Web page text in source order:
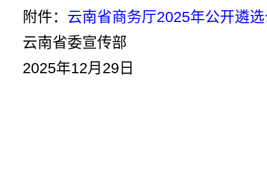
附件： 云南省商务厅2025年公开遴
云南省委宣传部
2025年12月29日